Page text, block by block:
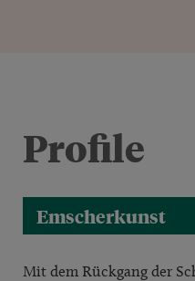
Profile
Emscherkunst
Mit dem Rückgang der